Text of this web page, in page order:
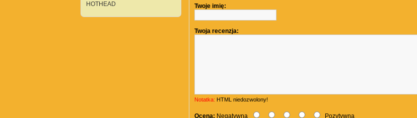
HOTHEAD Twoje imię:
Twoja recenzja:
Notatka: HTML niedozwolony!
Ocena: Negatywna Pozytywna